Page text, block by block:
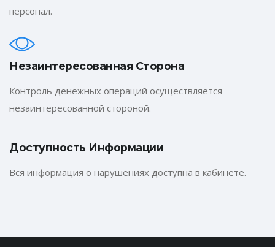
персонал.
Незаинтересованная Сторона
Контроль денежных операций осуществляется
незаинтересованной стороной.
Доступность Информации
Вся информация о нарушениях доступна в кабинете.